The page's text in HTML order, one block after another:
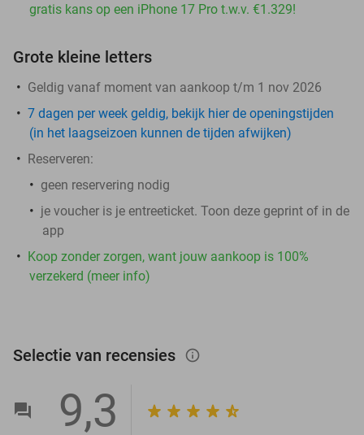
gratis kans op een iPhone 17 Pro t.w.v. €1.329!
Grote kleine letters
Geldig vanaf moment van aankoop t/m 1 nov 2026
7 dagen per week geldig, bekijk hier de openingstijden
(in het laagseizoen kunnen de tijden afwijken)
Reserveren:
geen reservering nodig
je voucher is je entreeticket. Toon deze geprint of in de
app
Koop zonder zorgen, want jouw aankoop is 100%
verzekerd (meer info)
Selectie van recensies info_outlined
9,3